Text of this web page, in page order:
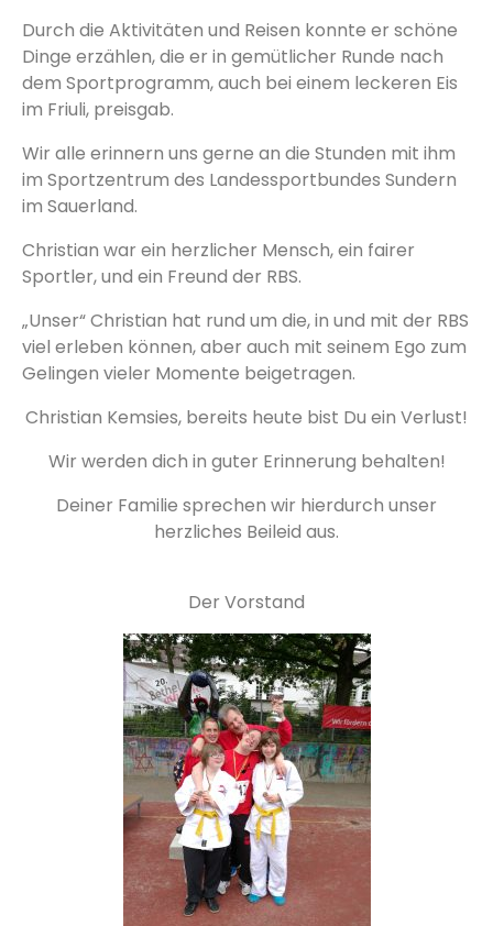
Durch die Aktivitäten und Reisen konnte er schöne
Dinge erzählen, die er in gemütlicher Runde nach
dem Sportprogramm, auch bei einem leckeren Eis
im Friuli, preisgab.
Wir alle erinnern uns gerne an die Stunden mit ihm
im Sportzentrum des Landessportbundes Sundern
im Sauerland.
Christian war ein herzlicher Mensch, ein fairer
Sportler, und ein Freund der RBS.
„Unser“ Christian hat rund um die, in und mit der RBS
viel erleben können, aber auch mit seinem Ego zum
Gelingen vieler Momente beigetragen.
Christian Kemsies, bereits heute bist Du ein Verlust!
Wir werden dich in guter Erinnerung behalten!
Deiner Familie sprechen wir hierdurch unser
herzliches Beileid aus.
Der Vorstand